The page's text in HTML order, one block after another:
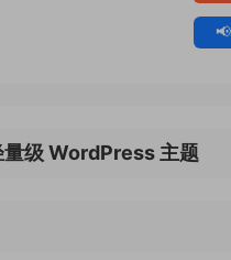
级 WordPress 主题